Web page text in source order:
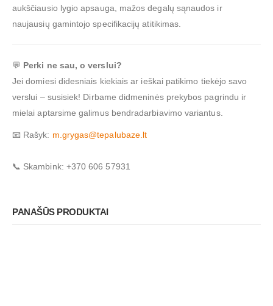
aukščiausio lygio apsauga, mažos degalų sąnaudos ir
naujausių gamintojo specifikacijų atitikimas.
💬 Perki ne sau, o verslui?
Jei domiesi didesniais kiekiais ar ieškai patikimo tiekėjo savo
verslui – susisiek! Dirbame didmeninės prekybos pagrindu ir
mielai aptarsime galimus bendradarbiavimo variantus.
📧 Rašyk: m.grygas@tepalubaze.lt
📞 Skambink: +370 606 57931
PANAŠŪS PRODUKTAI